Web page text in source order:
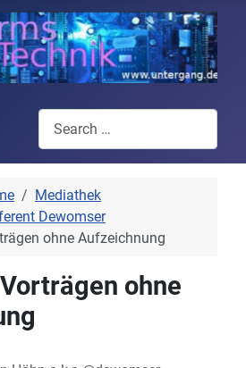
Search
Mediathek
Dewomser
ohne Aufzeichnung
ohne